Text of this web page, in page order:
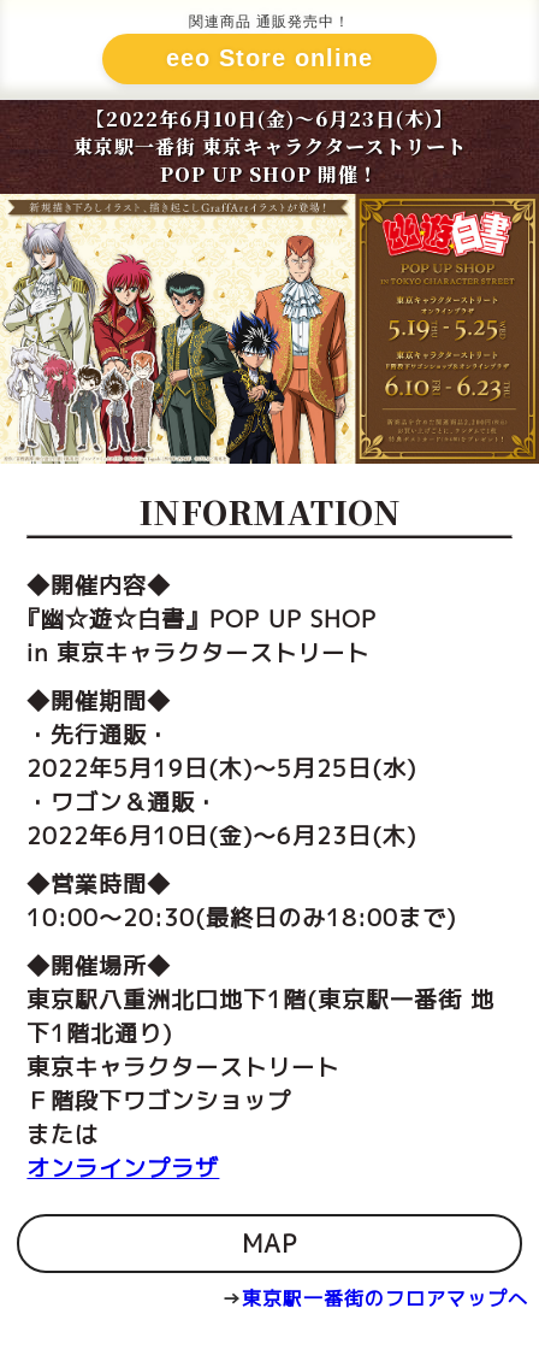
関連商品 通販発売中！
eeo Store online
【2022年6月10日(金)～6月23日(木)】
東京駅一番街 東京キャラクターストリート
POP UP SHOP 開催！
INFORMATION
◆開催内容◆
『幽☆遊☆白書』POP UP SHOP
in 東京キャラクターストリート
◆開催期間◆
・先行通販・
2022年5月19日(木)～5月25日(水)
・ワゴン＆通販・
2022年6月10日(金)～6月23日(木)
◆営業時間◆
10:00～20:30(最終日のみ18:00まで)
◆開催場所◆
東京駅八重洲北口地下1階(東京駅一番街 地
下1階北通り)
東京キャラクターストリート
Ｆ 階段下ワゴンショップ
または
オンラインプラザ
MAP
→東京駅一番街のフロアマップへ